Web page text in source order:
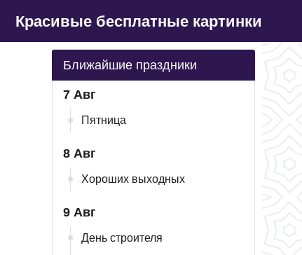
Красивые бесплатные картинки
Ближайшие праздники
7 Авг
Пятница
8 Авг
Хороших выходных
9 Авг
День строителя